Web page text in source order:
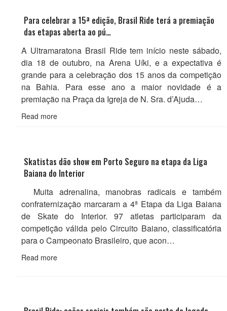
Para celebrar a 15ª edição, Brasil Ride terá a premiação
das etapas aberta ao pú…
A Ultramaratona Brasil Ride tem início neste sábado,
dia 18 de outubro, na Arena Uíki, e a expectativa é
grande para a celebração dos 15 anos da competição
na Bahia. Para esse ano a maior novidade é a
premiação na Praça da Igreja de N. Sra. d’Ajuda…
Read more
Skatistas dão show em Porto Seguro na etapa da Liga
Baiana do Interior
Muita adrenalina, manobras radicais e também
confraternização marcaram a 4ª Etapa da Liga Baiana
de Skate do Interior. 97 atletas participaram da
competição válida pelo Circuito Baiano, classificatória
para o Campeonato Brasileiro, que acon…
Read more